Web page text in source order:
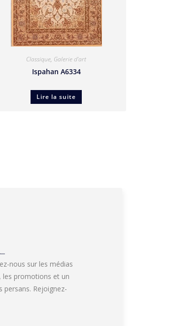
Classique, Galerie d'art
Ispahan A6334
Lire la suite
nous sur les médias
les promotions et un
persans. Rejoignez-